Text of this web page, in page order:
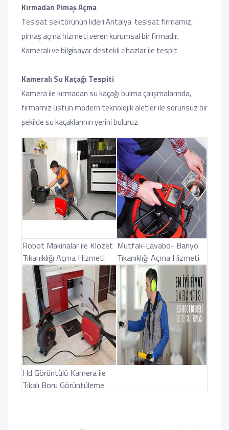
Kırmadan Pimaş Açma
Tesisat sektörünün lideri Antalya tesisat firmamız,
pimaş açma hizmeti veren kurumsal bir firmadır.
Kameralı ve bilgisayar destekli cihazlar ile tespit.
Kameralı Su Kaçağı Tespiti
Kamera ile kırmadan su kaçağı bulma çalışmalarında,
firmamız üstün modern teknolojik aletler ile sorunsuz bir
şekilde su kaçaklarının yerini buluruz
Robot Makinalar ile Klozet
Tıkanıklığı Açma Hizmeti
Mutfak-Lavabo- Banyo
Tıkanıklığı Açma Hizmeti
Hd Görüntülü Kamera ile
Tıkalı Boru Görüntüleme